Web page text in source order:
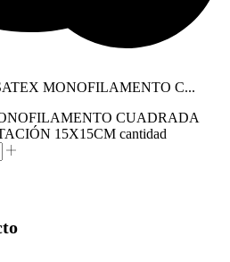
MONOFILAMENTO C...
CUADRADA
15X15CM cantidad